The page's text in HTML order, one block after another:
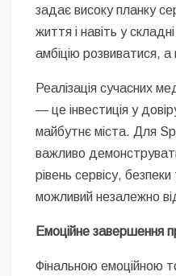
задає високу планку
життя і навіть у
амбіцію розвиватися, а
Реалізація сучасних
— це інвестиція у
майбутнє міста. Для
важливо
рівень сервісу,
можливий незалежно
Емоційне завершення
Фінальною емоційною